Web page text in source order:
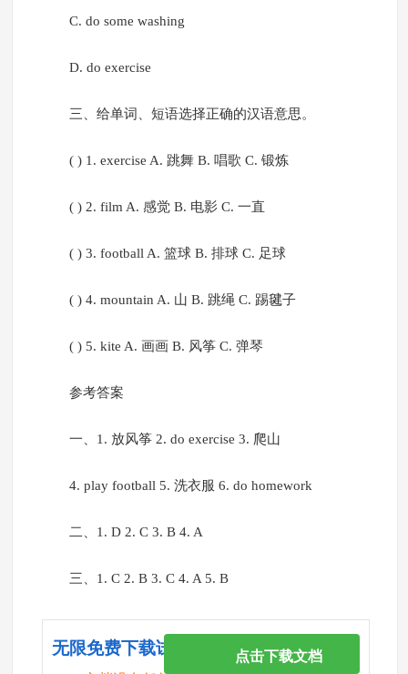
C. do some washing
D. do exercise
三、给单词、短语选择正确的汉语意思。
( ) 1. exercise A. 跳舞 B. 唱歌 C. 锻炼
( ) 2. film A. 感觉 B. 电影 C. 一直
( ) 3. football A. 篮球 B. 排球 C. 足球
( ) 4. mountain A. 山 B. 跳绳 C. 踢毽子
( ) 5. kite A. 画画 B. 风筝 C. 弹琴
参考答案
一、1. 放风筝 2. do exercise 3. 爬山
4. play football 5. 洗衣服 6. do homework
二、1. D 2. C 3. B 4. A
三、1. C 2. B 3. C 4. A 5. B
无限免费下载试卷 点击下载文档